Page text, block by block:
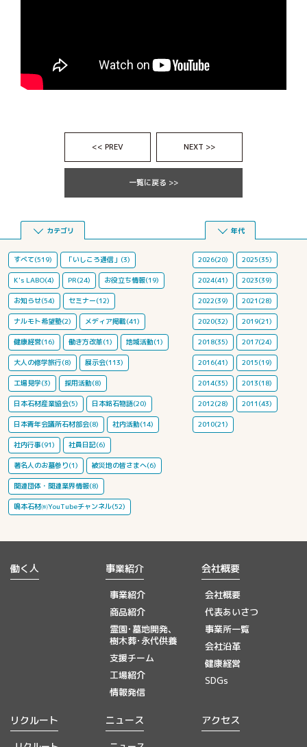
<< PREV NEXT >>
一覧に戻る >>
カテゴリ
すべて(519) 「いしころ通信」(3)
K's LABO(4) PR(24) お役立ち情報(19)
お知らせ(54) セミナー(12)
ナルモト希望塾(2) メディア掲載(41)
健康経営(16) 働き方改革(1) 地域活動(1)
大人の修学旅行(8) 展示会(113)
工場見学(3) 採用活動(8)
日本石材産業協会(5) 日本銘石物語(20)
日本青年会議所石材部会(8) 社内活動(14)
社内行事(91) 社員日記(6)
著名人のお墓参り(1) 被災地の皆さまへ(6)
関連団体・関連業界情報(8)
鳴本石材㈱YouTubeチャンネル(52)
年代
2026(20) 2025(35)
2024(41) 2023(39)
2022(39) 2021(28)
2020(32) 2019(21)
2018(35) 2017(24)
2016(41) 2015(19)
2014(35) 2013(18)
2012(28) 2011(43)
2010(21)
働く人 事業紹介
事業紹介
商品紹介
霊園･墓地開発、
樹木葬･永代供養
支援チーム
工場紹介
情報発信
会社概要
会社概要
代表あいさつ
事業所一覧
会社沿革
健康経営
SDGs
リクルート ニュース アクセス